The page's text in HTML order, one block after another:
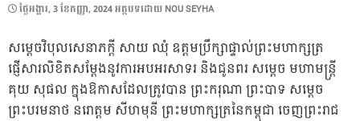
POSTED
ថ្ងៃ​អង្គារ, 3 ខែ​កញ្ញា, 2024អត្ថបទដោយ NOU SEYHA
សម្ដេចវិបុលសេនាភក្ដី សាយ ឈុំ ឧត្តមប្រឹក្សាផ្ទាល់ព្រះមហាក្សត្រ
ផ្ញើសារលិខិតសម្ដែងនូវការអបអរសាទរ និងជូនពរ សម្តេច មហាមន្ត្រី
គុយ សុផល ក្នុងឱកាសដែលត្រូវបាន ព្រះករុណា ព្រះបាទ សម្ដេច
ព្រះបរមនាថ នរោត្តម សីហមុនី ព្រះមហាក្សត្រនៃកម្ពុជា ចេញព្រះរាជ